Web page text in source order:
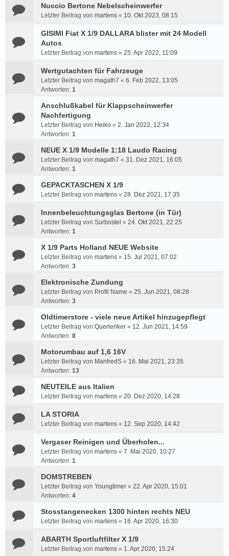
Nuccio Bertone Nebelscheinwerfer
Letzter Beitrag von martens « 10. Okt 2023, 08:15
GISIMI Fiat X 1/9 DALLARA blister mit 24 Modell
Autos
Letzter Beitrag von martens « 25. Apr 2022, 11:09
Wertgutachten für Fahrzeuge
Letzter Beitrag von magath7 « 6. Feb 2022, 13:05
Antworten: 1
Anschlußkabel für Klappscheinwerfer
Nachfertigung
Letzter Beitrag von Heiko « 2. Jan 2022, 12:34
Antworten: 1
NEUE X 1/9 Modelle 1:18 Laudo Racing
Letzter Beitrag von magath7 « 31. Dez 2021, 16:05
Antworten: 1
GEPACKTASCHEN X 1/9
Letzter Beitrag von martens « 28. Dez 2021, 17:35
Innenbeleuchtungsglas Bertone (in Tür)
Letzter Beitrag von Surbostel « 24. Okt 2021, 22:25
Antworten: 1
X 1/9 Parts Holland NEUE Website
Letzter Beitrag von martens « 15. Jul 2021, 07:02
Antworten: 3
Elektronische Zundung
Letzter Beitrag von Profil Name « 25. Jun 2021, 08:28
Antworten: 3
Oldtimerstore - viele neue Artikel hinzugepflegt
Letzter Beitrag von Querlenker « 12. Jun 2021, 14:59
Antworten: 8
Motorumbau auf 1,6 16V
Letzter Beitrag von ManfredS « 16. Mai 2021, 23:35
Antworten: 13
NEUTEILE aus Italien
Letzter Beitrag von martens « 20. Dez 2020, 14:28
LA STORIA
Letzter Beitrag von martens « 12. Sep 2020, 14:42
Vergaser Reinigen und Überholen...
Letzter Beitrag von martens « 7. Mai 2020, 10:27
Antworten: 1
DOMSTREBEN
Letzter Beitrag von Youngtimer « 22. Apr 2020, 15:01
Antworten: 4
Stosstangenecken 1300 hinten rechts NEU
Letzter Beitrag von martens « 16. Apr 2020, 16:30
ABARTH Sportluftfilter X 1/9
Letzter Beitrag von martens « 1. Apr 2020, 15:24